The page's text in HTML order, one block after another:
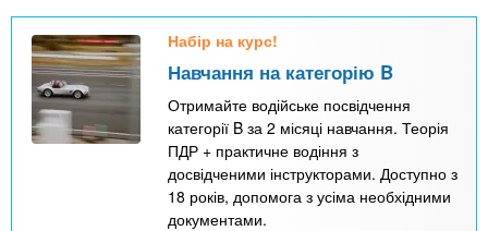
Набір на курс!
Навчання на категорію B
Отримайте водійське посвідчення
категорії B за 2 місяці навчання. Теорія
ПДР + практичне водіння з
досвідченими інструкторами. Доступно з
18 років, допомога з усіма необхідними
документами.